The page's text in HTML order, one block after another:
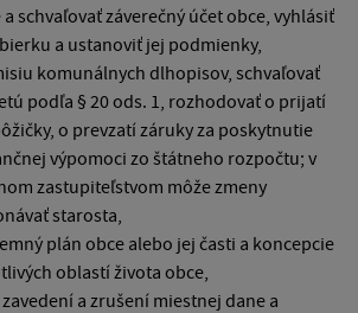
schvaľovať záverečný účet obce, vyhlásiť
a ustanoviť jej podmienky,
komunálnych dlhopisov, schvaľovať
podľa § 20 ods. 1, rozhodovať o prijatí
o prevzatí záruky za poskytnutie
výpomoci zo štátneho rozpočtu; v
zastupiteľstvom môže zmeny
starosta,
plán obce alebo jej časti a koncepcie
oblastí života obce,
a zrušení miestnej dane a